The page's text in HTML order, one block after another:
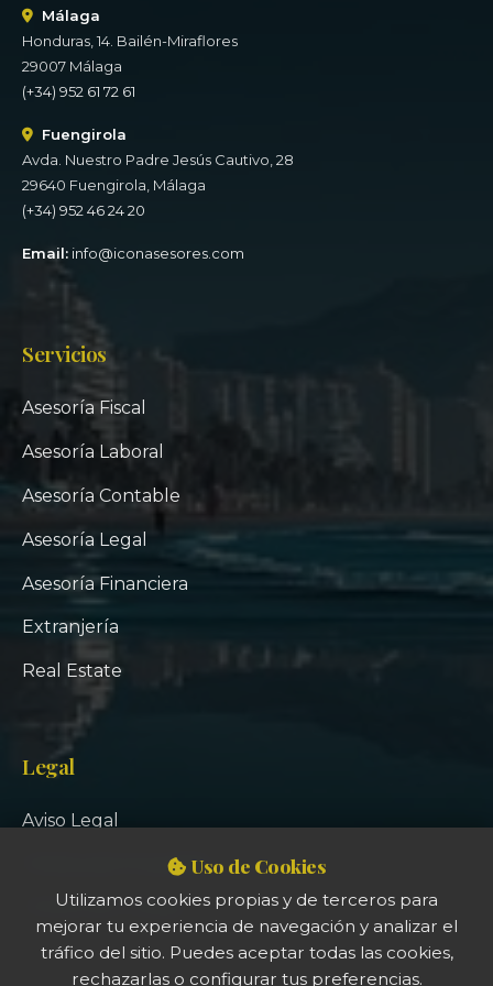
Uso de Cookies
Utilizamos cookies propias y de terceros para
mejorar tu experiencia de navegación y analizar el
tráfico del sitio. Puedes aceptar todas las cookies,
rechazarlas o configurar tus preferencias.
Málaga
Honduras, 14. Bailén-Miraflores
29007 Málaga
(+34) 952 61 72 61
Fuengirola
Avda. Nuestro Padre Jesús Cautivo, 28
29640 Fuengirola, Málaga
(+34) 952 46 24 20
Email: info@iconasesores.com
Servicios
Asesoría Fiscal
Asesoría Laboral
Asesoría Contable
Asesoría Legal
Asesoría Financiera
Extranjería
Real Estate
Legal
Aviso Legal
Política de Privacidad
Política de Cookies